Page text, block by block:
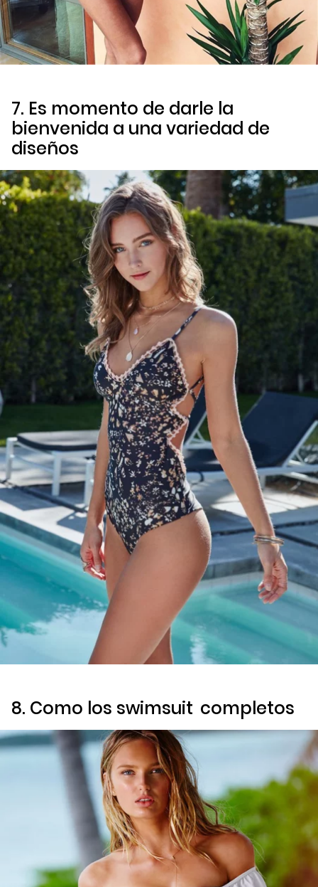
7. Es momento de darle la
bienvenida a una variedad de
diseños
8. Como los swimsuit completos